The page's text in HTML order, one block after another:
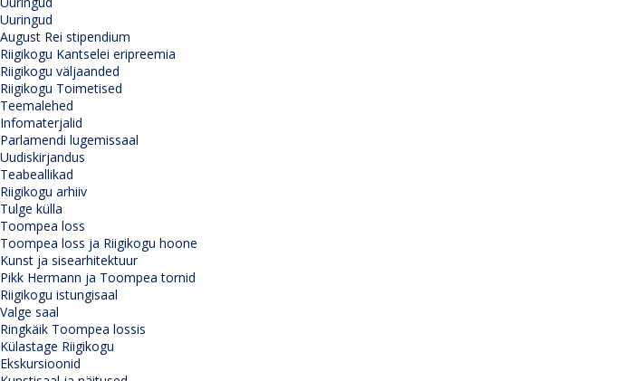
Uuringud
August Rei stipendium
Riigikogu Kantselei eripreemia
Riigikogu väljaanded
Riigikogu Toimetised
Teemalehed
Infomaterjalid
Parlamendi lugemissaal
Uudiskirjandus
Teabeallikad
Riigikogu arhiiv
Tulge külla
Toompea loss
Toompea loss ja Riigikogu hoone
Kunst ja sisearhitektuur
Pikk Hermann ja Toompea tornid
Riigikogu istungisaal
Valge saal
Ringkäik Toompea lossis
Külastage Riigikogu
Ekskursioonid